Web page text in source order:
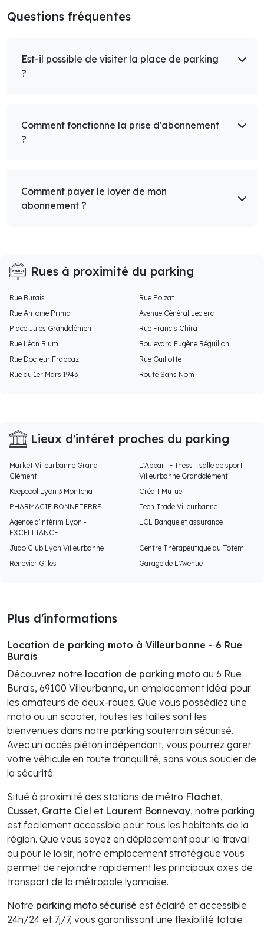
Questions fréquentes
Est-il possible de visiter la place de parking
?
Comment fonctionne la prise d'abonnement
?
Comment payer le loyer de mon
abonnement ?
Rues à proximité du parking
Rue Burais
Rue Poizat
Rue Antoine Primat
Avenue Général Leclerc
Place Jules Grandclément
Rue Francis Chirat
Rue Léon Blum
Boulevard Eugène Réguillon
Rue Docteur Frappaz
Rue Guillotte
Rue du 1er Mars 1943
Route Sans Nom
Lieux d'intéret proches du parking
Market Villeurbanne Grand
Clément
L'Appart Fitness - salle de sport
Villeurbanne Grandclément
Keepcool Lyon 3 Montchat
Crédit Mutuel
PHARMACIE BONNETERRE
Tech Trade Villeurbanne
Agence d'intérim Lyon -
EXCELLIANCE
LCL Banque et assurance
Judo Club Lyon Villeurbanne
Centre Thérapeutique du Totem
Renevier Gilles
Garage de L'Avenue
Plus d'informations
Location de parking moto à Villeurbanne - 6 Rue
Burais
Découvrez notre location de parking moto au 6 Rue
Burais, 69100 Villeurbanne, un emplacement idéal pour
les amateurs de deux-roues. Que vous possédiez une
moto ou un scooter, toutes les tailles sont les
bienvenues dans notre parking souterrain sécurisé.
Avec un accès piéton indépendant, vous pourrez garer
votre véhicule en toute tranquillité, sans vous soucier de
la sécurité.
Situé à proximité des stations de métro Flachet,
Cusset, Gratte Ciel et Laurent Bonnevay, notre parking
est facilement accessible pour tous les habitants de la
région. Que vous soyez en déplacement pour le travail
ou pour le loisir, notre emplacement stratégique vous
permet de rejoindre rapidement les principaux axes de
transport de la métropole lyonnaise.
Notre parking moto sécurisé est éclairé et accessible
24h/24 et 7j/7, vous garantissant une flexibilité totale